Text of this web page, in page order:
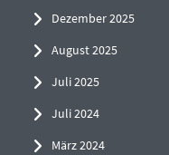
Dezember 2025
August 2025
Juli 2025
Juli 2024
März 2024